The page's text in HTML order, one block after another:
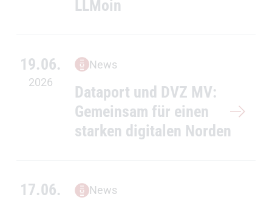
LLMoin
Dataport und DVZ MV:
Gemeinsam für einen
starken digitalen Norden
News
19.06.
2026
News
17.06.